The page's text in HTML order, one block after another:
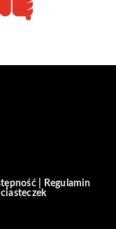
|
Regulamin